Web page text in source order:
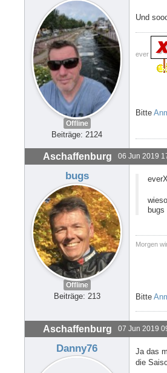
Offline
Beiträge: 2124
Und
ever
Bitte
Aschaffenburg 06 Jun 2019
bugs
Offline
Beiträge: 213
bugs
Morgen
Bitte
Aschaffenburg 07 Jun 2019
Danny76
Ja das
die